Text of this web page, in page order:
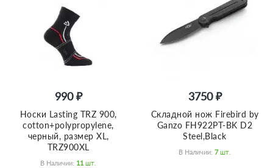
990 ₽
Носки Lasting TRZ 900,
cotton+polypropylene,
черный, размер XL,
TRZ900XL
В Наличии: 11 Шт.
3750 ₽
Складной нож Firebird by
Ganzo FH922PT-BK D2
Steel,Black
В Наличии: 7 Шт.